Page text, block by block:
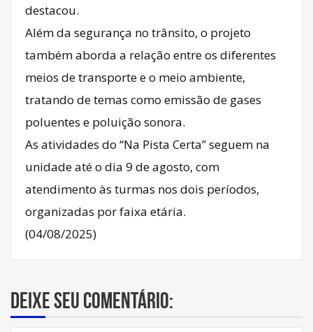
destacou.
Além da segurança no trânsito, o projeto
também aborda a relação entre os diferentes
meios de transporte e o meio ambiente,
tratando de temas como emissão de gases
poluentes e poluição sonora.
As atividades do “Na Pista Certa” seguem na
unidade até o dia 9 de agosto, com
atendimento às turmas nos dois períodos,
organizadas por faixa etária.
(04/08/2025)
Deixe seu comentário: